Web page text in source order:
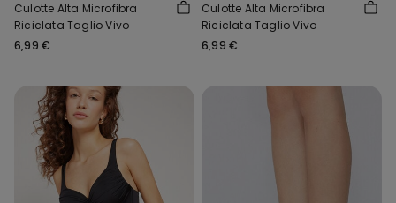
Culotte Alta Microfibra
Riciclata Taglio Vivo
6,99 €
Culotte Alta Microfibra
Riciclata Taglio Vivo
6,99 €